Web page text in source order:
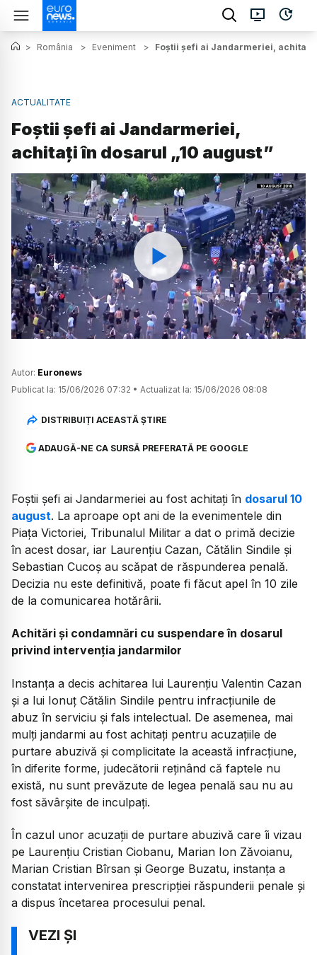
> România > Eveniment > Foștii șefi ai Jandarmeriei, achitați
ACTUALITATE
Foștii șefi ai Jandarmeriei,
achitați în dosarul „10 august”
Watch
Autor: Euronews
Publicat la: 15/06/2026 07:32 • Actualizat la: 15/06/2026 08:08
DISTRIBUIȚI ACEASTĂ ȘTIRE
ADAUGĂ-NE CA SURSĂ PREFERATĂ PE GOOGLE
Foștii șefi ai Jandarmeriei au fost achitați în dosarul 10
august. La aproape opt ani de la evenimentele din
Piața Victoriei, Tribunalul Militar a dat o primă decizie
în acest dosar, iar Laurențiu Cazan, Cătălin Sindile și
Sebastian Cucoș au scăpat de răspunderea penală.
Decizia nu este definitivă, poate fi făcut apel în 10 zile
de la comunicarea hotărârii.
Achitări și condamnări cu suspendare în dosarul
privind intervenția jandarmilor
Instanța a decis achitarea lui Laurențiu Valentin Cazan
și a lui Ionuț Cătălin Sindile pentru infracțiunile de
abuz în serviciu și fals intelectual. De asemenea, mai
mulți jandarmi au fost achitați pentru acuzațiile de
purtare abuzivă și complicitate la această infracțiune,
în diferite forme, judecătorii reținând că faptele nu
există, nu sunt prevăzute de legea penală sau nu au
fost săvârșite de inculpați.
În cazul unor acuzații de purtare abuzivă care îi vizau
pe Laurențiu Cristian Ciobanu, Marian Ion Zăvoianu,
Marian Cristian Bîrsan și George Buzatu, instanța a
constatat intervenirea prescripției răspunderii penale și
a dispus încetarea procesului penal.